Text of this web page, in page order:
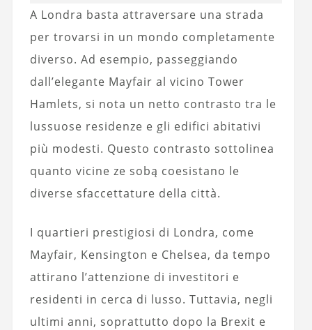
A Londra basta attraversare una strada
per trovarsi in un mondo completamente
diverso. Ad esempio, passeggiando
dall’elegante Mayfair al vicino Tower
Hamlets, si nota un netto contrasto tra le
lussuose residenze e gli edifici abitativi
più modesti. Questo contrasto sottolinea
quanto vicine ze sobą coesistano le
diverse sfaccettature della città.
I quartieri prestigiosi di Londra, come
Mayfair, Kensington e Chelsea, da tempo
attirano l’attenzione di investitori e
residenti in cerca di lusso. Tuttavia, negli
ultimi anni, soprattutto dopo la Brexit e